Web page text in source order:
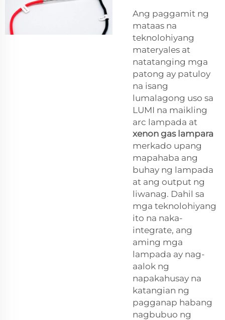
Ang paggamit ng
mataas na
teknolohiyang
materyales at
natatanging mga
patong ay patuloy
na isang
lumalagong uso sa
LUMI na maikling
arc lampada at
xenon gas lampara
merkado upang
mapahaba ang
buhay ng lampada
at ang output ng
liwanag. Dahil sa
mga teknolohiyang
ito na naka-
integrate, ang
aming mga
lampada ay nag-
aalok ng
napakahusay na
katangian ng
pagganap habang
nagbubuo ng